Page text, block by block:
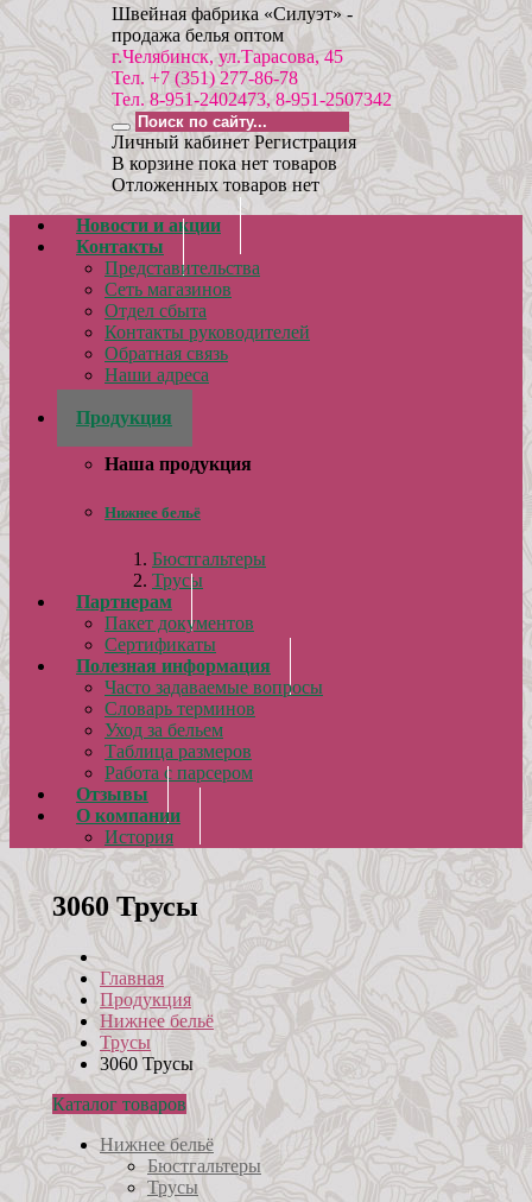
Швейная фабрика «Силуэт» -
продажа белья оптом
г.Челябинск, ул.Тарасова, 45
Тел. +7 (351) 277-86-78
Тел. 8-951-2402473, 8-951-2507342
Личный кабинет Регистрация
В корзине пока нет товаров
Отложенных товаров нет
Новости и акции
Контакты
Представительства
Сеть магазинов
Отдел сбыта
Контакты руководителей
Обратная связь
Наши адреса
Реквизиты
Продукция
Наша продукция
Нижнее бельё
Бюстгальтеры
Трусы
Партнерам
Пакет документов
Сертификаты
Полезная информация
Часто задаваемые вопросы
Словарь терминов
Уход за бельем
Таблица размеров
Работа с парсером
Отзывы
О компании
История
3060 Трусы
Главная
Продукция
Нижнее бельё
Трусы
3060 Трусы
Каталог товаров
Нижнее бельё
Бюстгальтеры
Трусы